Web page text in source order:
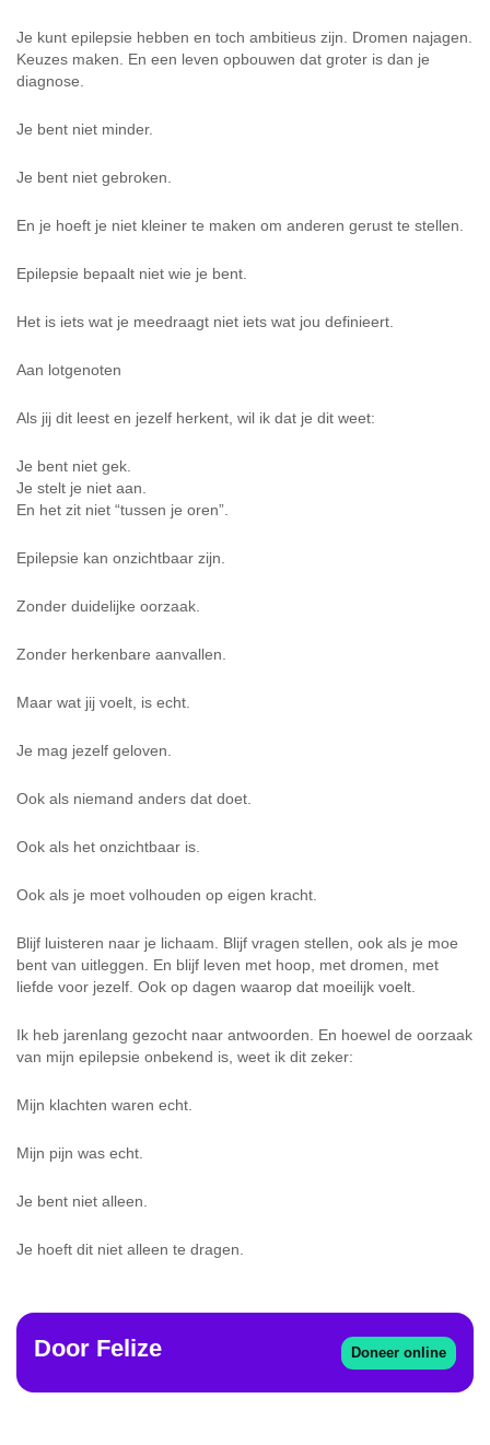
Je kunt epilepsie hebben en toch ambitieus zijn. Dromen najagen.
Keuzes maken. En een leven opbouwen dat groter is dan je
diagnose.
Je bent niet minder.
Je bent niet gebroken.
En je hoeft je niet kleiner te maken om anderen gerust te stellen.
Epilepsie bepaalt niet wie je bent.
Het is iets wat je meedraagt niet iets wat jou definieert.
Aan lotgenoten
Als jij dit leest en jezelf herkent, wil ik dat je dit weet:
Je bent niet gek.
Je stelt je niet aan.
En het zit niet “tussen je oren”.
Epilepsie kan onzichtbaar zijn.
Zonder duidelijke oorzaak.
Zonder herkenbare aanvallen.
Maar wat jij voelt, is echt.
Je mag jezelf geloven.
Ook als niemand anders dat doet.
Ook als het onzichtbaar is.
Ook als je moet volhouden op eigen kracht.
Blijf luisteren naar je lichaam. Blijf vragen stellen, ook als je moe
bent van uitleggen. En blijf leven met hoop, met dromen, met
liefde voor jezelf. Ook op dagen waarop dat moeilijk voelt.
Ik heb jarenlang gezocht naar antwoorden. En hoewel de oorzaak
van mijn epilepsie onbekend is, weet ik dit zeker:
Mijn klachten waren echt.
Mijn pijn was echt.
Je bent niet alleen.
Je hoeft dit niet alleen te dragen.
Door Felize Doneer online